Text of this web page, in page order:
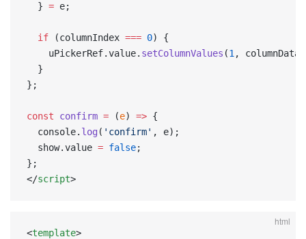
  }
= e;
  if
(columnIndex === 0) {
    uPickerRef.value.
setColumnValues (1 ,
  }
};
const confirm = (e) => {
  console.
log ( 'confirm' , e);
  show.value
= false;
};
</script>
html
<template>